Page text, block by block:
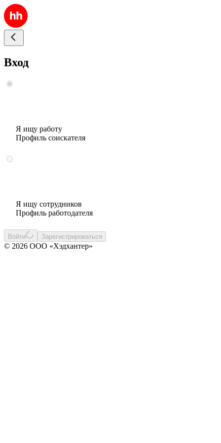
Вход
Я ищу работу
Профиль соискателя
Я ищу сотрудников
Профиль работодателя
Войти Зарегистрироваться
© 2026 ООО «Хэдхантер»